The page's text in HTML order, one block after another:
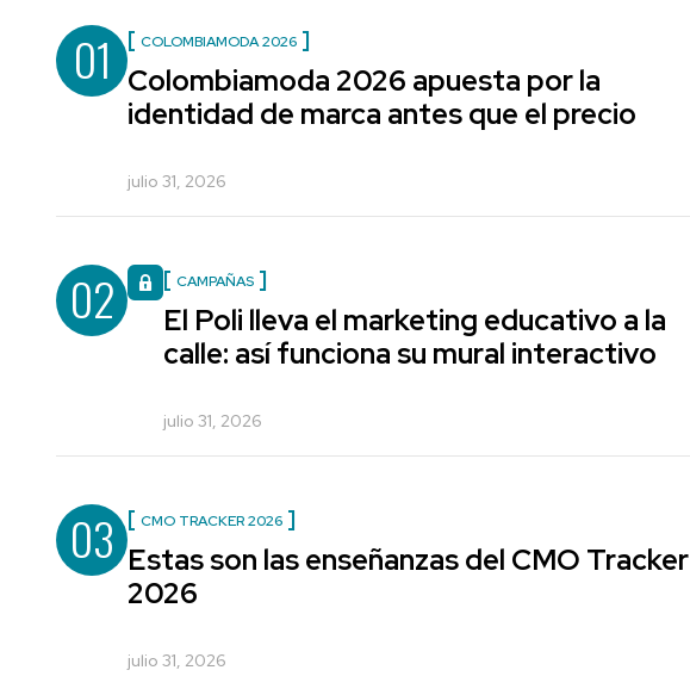
01 COLOMBIAMODA 2026
Colombiamoda 2026 apuesta por la
identidad de marca antes que el precio
julio 31, 2026
02 CAMPAÑAS
El Poli lleva el marketing educativo a la
calle: así funciona su mural interactivo
julio 31, 2026
03 CMO TRACKER 2026
Estas son las enseñanzas del CMO Tracker
2026
julio 31, 2026